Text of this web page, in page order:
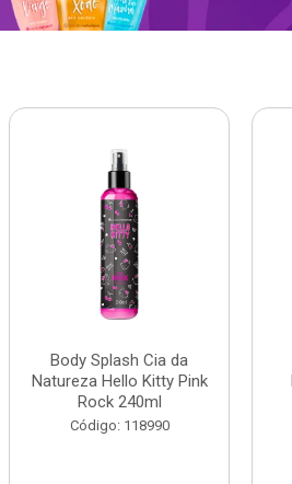
Body Splash Cia da
Natureza Hello Kitty Pink
Rock 240ml
Código: 118990